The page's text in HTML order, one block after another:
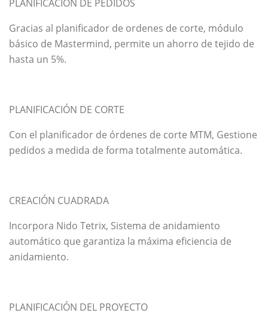
PLANIFICACIÓN DE PEDIDOS
Gracias al planificador de ordenes de corte, módulo
básico de Mastermind, permite un ahorro de tejido de
hasta un 5%.
PLANIFICACIÓN DE CORTE
Con el planificador de órdenes de corte MTM, Gestione
pedidos a medida de forma totalmente automática.
CREACIÓN CUADRADA
Incorpora Nido Tetrix, Sistema de anidamiento
automático que garantiza la máxima eficiencia de
anidamiento.
PLANIFICACIÓN DEL PROYECTO